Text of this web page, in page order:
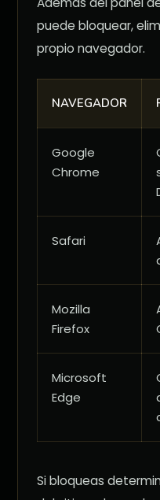
puede bloquear,
propio navegador.
NAVEGADOR
Google
Chrome
Safari
Mozilla
Firefox
Microsoft
Edge
Si bloqueas